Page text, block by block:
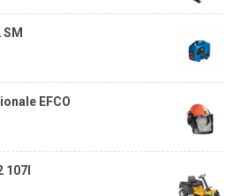
EFCO